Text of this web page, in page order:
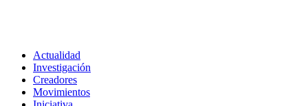
Actualidad
Investigación
Creadores
Movimientos